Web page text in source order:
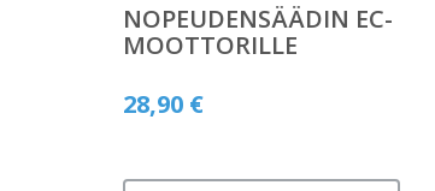
NOPEUDENSÄÄDIN EC-
MOOTTORILLE
28,90 €